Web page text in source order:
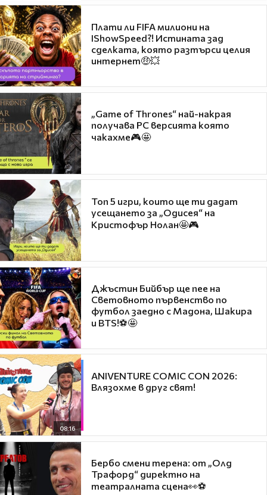
Плати ли FIFA милиони на
IShowSpeed?! Истината зад
сделката, която разтърси целия
интернет🤑💥
„Game of Thrones“ най-накрая
получава PC версията която
чакахме🎮🤩
Топ 5 игри, които ще ти дадат
усещането за „Одисея“ на
Кристофър Нолан🤩🎮
Джъстин Бийбър ще пее на
Световното първенство по
футбол заедно с Мадона, Шакира
и BTS!⚽🤩
08:16
ANIVENTURE COMIC CON 2026:
Влязохме в друг свят!
Бербо смени терена: от „Олд
Трафорд“ директно на
театралната сцена👀⚽